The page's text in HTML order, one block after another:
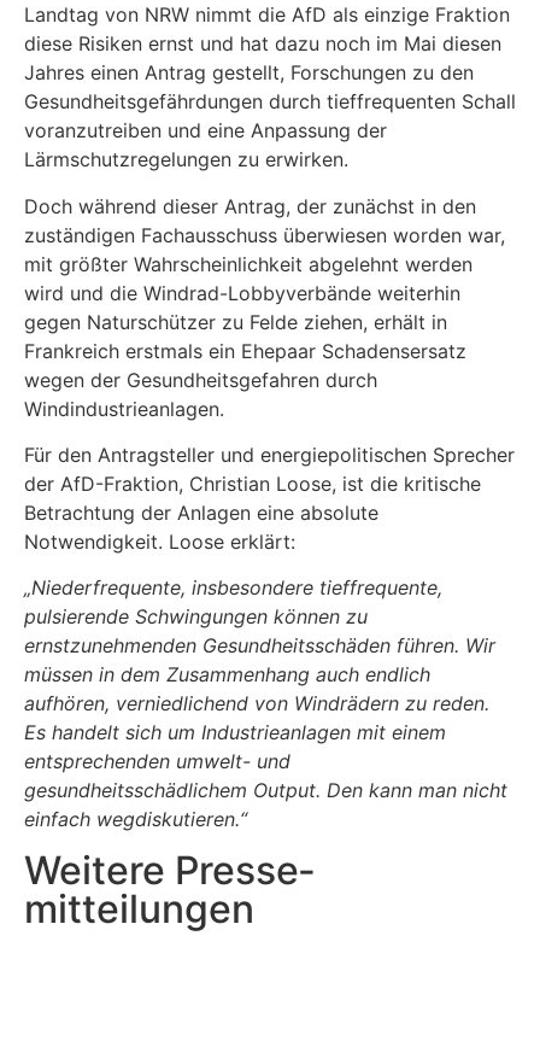
Landtag von NRW nimmt die AfD als einzige Fraktion
diese Risiken ernst und hat dazu noch im Mai diesen
Jahres einen Antrag gestellt, Forschungen zu den
Gesundheitsgefährdungen durch tieffrequenten Schall
voranzutreiben und eine Anpassung der
Lärmschutzregelungen zu erwirken.
Doch während dieser Antrag, der zunächst in den
zuständigen Fachausschuss überwiesen worden war,
mit größter Wahrscheinlichkeit abgelehnt werden
wird und die Windrad-Lobbyverbände weiterhin
gegen Naturschützer zu Felde ziehen, erhält in
Frankreich erstmals ein Ehepaar Schadensersatz
wegen der Gesundheitsgefahren durch
Windindustrieanlagen.
Für den Antragsteller und energiepolitischen Sprecher
der AfD-Fraktion, Christian Loose, ist die kritische
Betrachtung der Anlagen eine absolute
Notwendigkeit. Loose erklärt:
„Niederfrequente, insbesondere tieffrequente,
pulsierende Schwingungen können zu
ernstzunehmenden Gesundheitsschäden führen. Wir
müssen in dem Zusammenhang auch endlich
aufhören, verniedlichend von Windrädern zu reden.
Es handelt sich um Industrieanlagen mit einem
entsprechenden umwelt- und
gesundheitsschädlichem Output. Den kann man nicht
einfach wegdiskutieren.“
Weitere Presse­
mitteilungen